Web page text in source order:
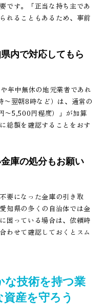
です。「正当な持ち主であ
れることもあるため、事前
内で対応してもら
年中無休の地元業者であれ
〜翌朝8時など）は、通常の
〜5,500円程度）」が加算
総額を確認することをおす
庫の処分もお願い
要になった金庫の引き取
知県の多くの自治体では金
困っている場合は、依頼時
わせて確認しておくとスム
な技術を持つ業
産を守ろう